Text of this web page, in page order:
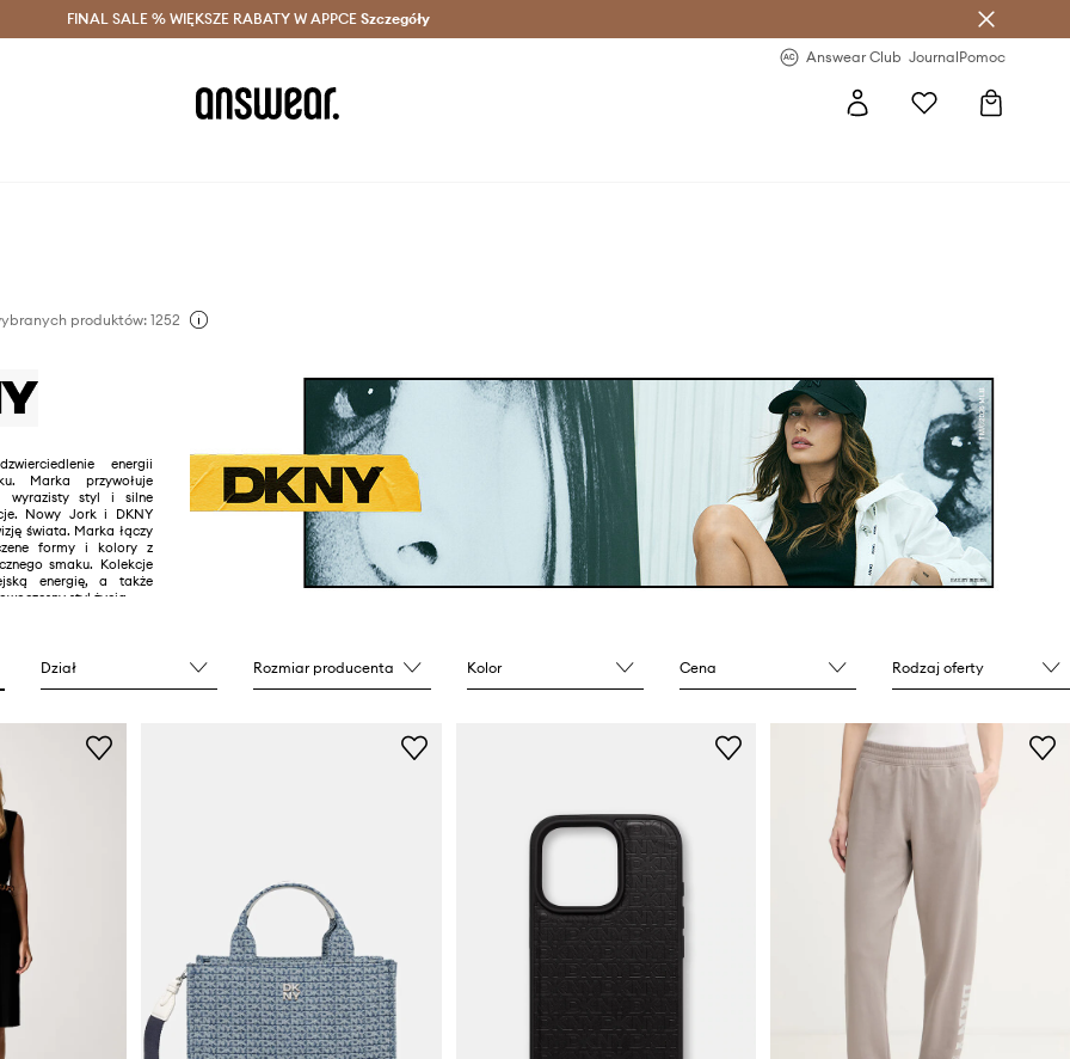
z Answear Club > Dostawa nawet w 24h >
FINAL SALE % WIĘKSZE RABATY W APPCE Szczegóły
Answear Club JournalPomoc
produktów: 1252
energii
Marka przywołuje
wyrazisty styl i silne
Nowy Jork i DKNY
świata. Marka łączy
formy i kolory z
smaku. Kolekcje
energię, a także
styl życia.
Dział Rozmiar producenta Kolor Cena Rodzaj oferty